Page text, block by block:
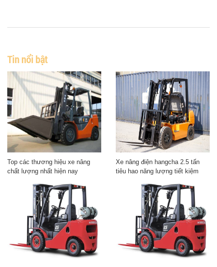
Tin nổi bật
Top các thương hiệu xe nâng
chất lượng nhất hiện nay
Xe nâng điện hangcha 2.5 tấn
tiêu hao năng lượng tiết kiệm